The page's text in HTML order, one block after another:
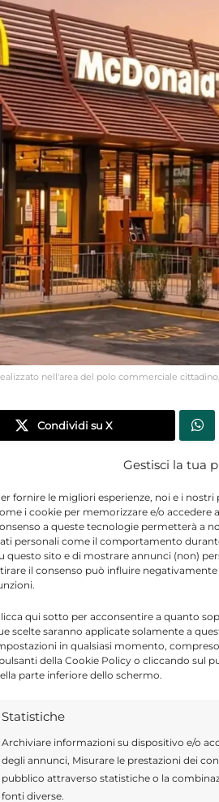
Gestisci la tua
fornire le migliori esperienze, noi e i
i cookie per memorizzare e/o accedere
a queste tecnologie permetterà a
personali come il comportamento
questo sito e di mostrare annunci (non)
il consenso può influire
qui sotto per acconsentire a quanto
scelte saranno applicate solamente a
in qualsiasi momento,
della Cookie Policy o cliccando sul
parte inferiore dello schermo.
Statistiche
Archiviare informazioni su dispositivo e/o
degli annunci, Misurare le prestazioni dei
pubblico attraverso statistiche o la
fonti diverse.
nell'area del polo commerciale
Condividi su X
venerdì 3 luglio
sorge nell’area del
della nuova rotatoria
L’apertura amplia la
sé nuove opportunità
attivo nel territorio
della rete nella
due punti vendita a
a Vittoria.
una fase di lavori
commerciali più